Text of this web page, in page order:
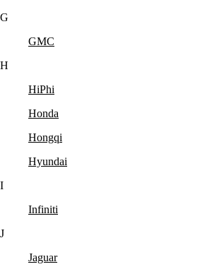
G
GMC
H
HiPhi
Honda
Hongqi
Hyundai
I
Infiniti
J
Jaguar